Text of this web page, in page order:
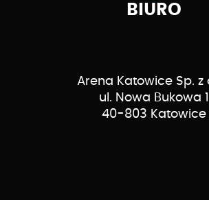
BIURO
Arena Katowice Sp. z
ul. Nowa Bukowa 1
40-803 Katowice